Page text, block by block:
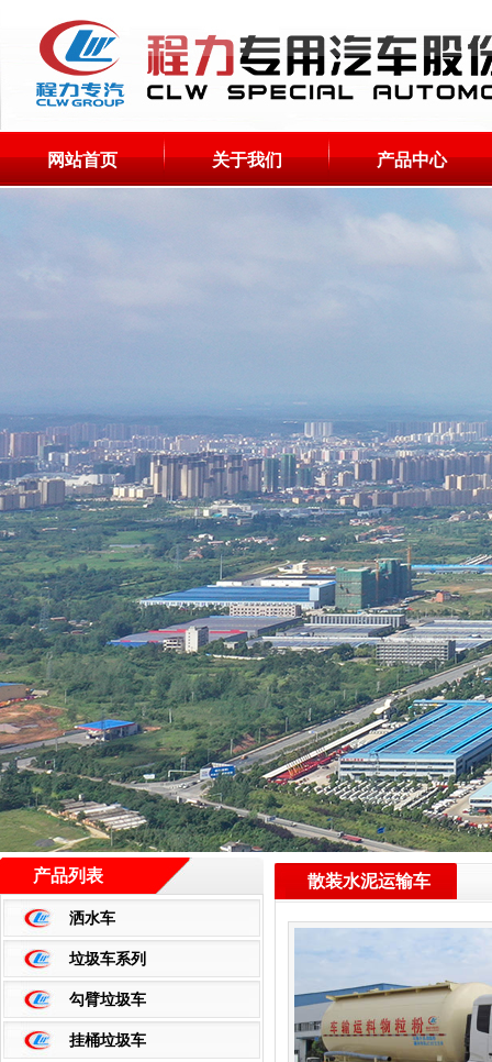
网站首页 关于我们 产品中心
产品列表
洒水车
垃圾车系列
勾臂垃圾车
挂桶垃圾车
散装水泥运输车